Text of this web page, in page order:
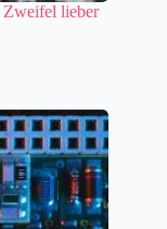
lieber